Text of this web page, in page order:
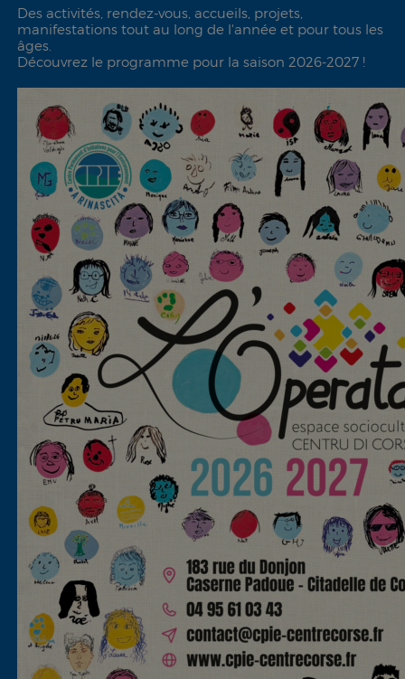
Des activités, rendez-vous, accueils, projets,
manifestations tout au long de l'année et pour tous les
âges.
Découvrez le programme pour la saison 2026-2027 !